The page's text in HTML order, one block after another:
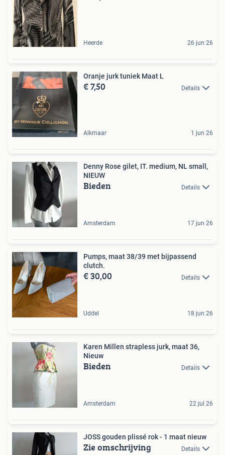
Heerde 26 jun 26
Oranje jurk tuniek Maat L
€ 7,50 Details
Alkmaar 1 jun 26
Denny Rose gilet, IT. medium, NL small,
NIEUW
Bieden Details
Amsterdam 17 jun 26
Pumps, maat 38/39 met bijpassend
clutch.
€ 30,00 Details
Uddel 18 jun 26
Karen Millen strapless jurk, maat 36,
Nieuw
Bieden Details
Amsterdam 22 jul 26
JOSS gouden plissé rok - 1 maat nieuw
Zie omschrijving Details